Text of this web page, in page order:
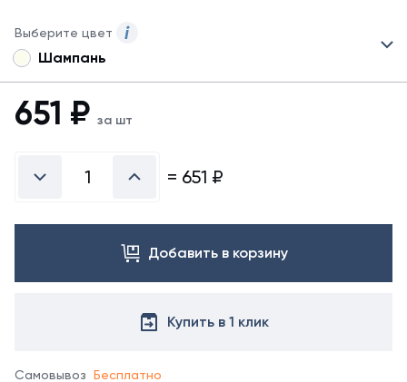
Выберите цвет
данного
могут
цвета.
Для
заказа
другого
обратитесь
Шампань
651 ₽ за шт
= 651 ₽
Добавить в корзину
Купить в 1 клик
Самовывоз Бесплатно